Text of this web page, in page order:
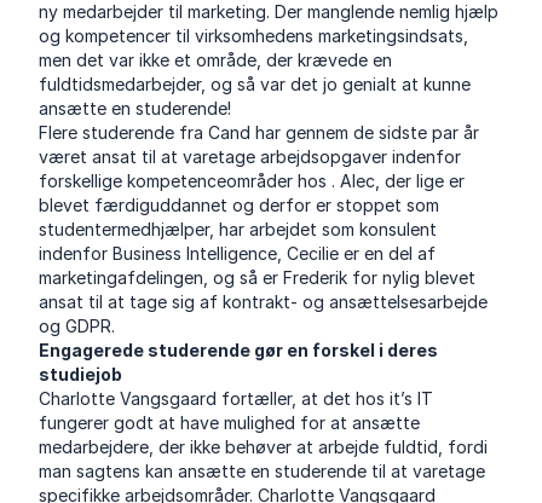
ny medarbejder til marketing. Der manglende nemlig hjælp
og kompetencer til virksomhedens marketingsindsats,
men det var ikke et område, der krævede en
fuldtidsmedarbejder, og så var det jo genialt at kunne
ansætte en studerende!
Flere studerende fra Cand har gennem de sidste par år
været ansat til at varetage arbejdsopgaver indenfor
forskellige kompetenceområder hos . Alec, der lige er
blevet færdiguddannet og derfor er stoppet som
studentermedhjælper, har arbejdet som konsulent
indenfor Business Intelligence, Cecilie er en del af
marketingafdelingen, og så er Frederik for nylig blevet
ansat til at tage sig af kontrakt- og ansættelsesarbejde
og GDPR.
Engagerede studerende gør en forskel i deres
studiejob
Charlotte Vangsgaard fortæller, at det hos it’s IT
fungerer godt at have mulighed for at ansætte
medarbejdere, der ikke behøver at arbejde fuldtid, fordi
man sagtens kan ansætte en studerende til at varetage
specifikke arbejdsområder. Charlotte Vangsgaard